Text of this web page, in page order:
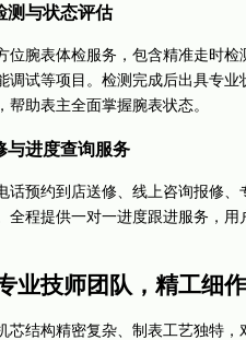
测与状态评估
位腕表体检服务，包含精准走时
调试等项目。检测完成后出具专
帮助表主全面掌握腕表状态。
与进度查询服务
话预约到店送修、线上咨询报修
全程提供一对一进度跟进服务，
业技师团队，精工细
芯结构精密复杂、制表工艺独特